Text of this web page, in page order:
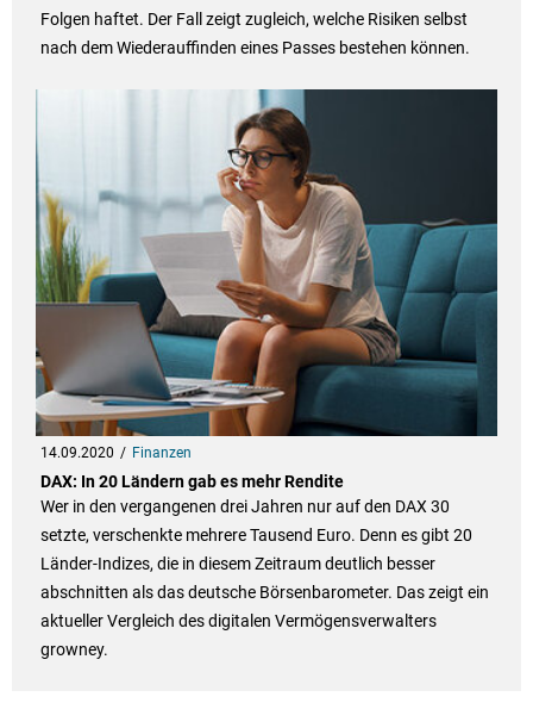
Folgen haftet. Der Fall zeigt zugleich, welche Risiken selbst
nach dem Wiederauffinden eines Passes bestehen können.
14.09.2020 Finanzen
DAX: In 20 Ländern gab es mehr Rendite
Wer in den vergangenen drei Jahren nur auf den DAX 30
setzte, verschenkte mehrere Tausend Euro. Denn es gibt 20
Länder-Indizes, die in diesem Zeitraum deutlich besser
abschnitten als das deutsche Börsenbarometer. Das zeigt ein
aktueller Vergleich des digitalen Vermögensverwalters
growney.